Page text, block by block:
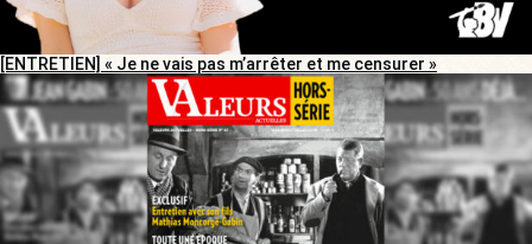
[ENTRETIEN] « Je ne vais pas m’arrêter et me censurer »